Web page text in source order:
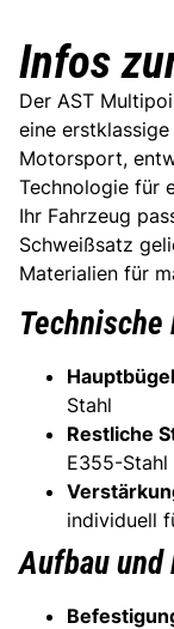
Infos
Der AST
eine
Motorsport,
Technologie für
Ihr Fahrzeug
Schweißsatz
Materialien für
Technische
Hauptbügel
Stahl
Restliche
E355-Stahl
individuell
Aufbau und